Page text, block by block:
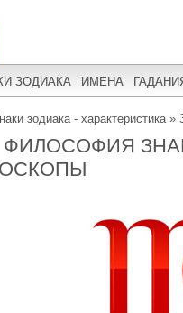
ЗОДИАКА ИМЕНА
зодиака - характеристика»